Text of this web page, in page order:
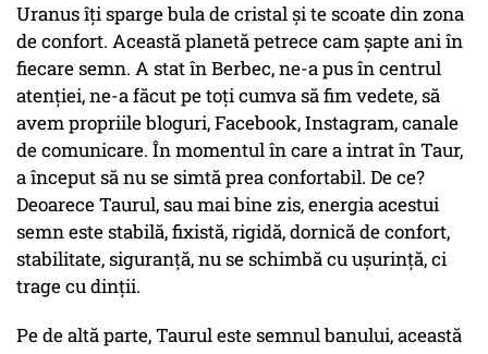
Uranus îți sparge bula de cristal și te scoate din zona
de confort. Această planetă petrece cam șapte ani în
fiecare semn. A stat în Berbec, ne-a pus în centrul
atenției, ne-a făcut pe toți cumva să fim vedete, să
avem propriile bloguri, Facebook, Instagram, canale
de comunicare. În momentul în care a intrat în Taur,
a început să nu se simtă prea confortabil. De ce?
Deoarece Taurul, sau mai bine zis, energia acestui
semn este stabilă, fixistă, rigidă, dornică de confort,
stabilitate, siguranță, nu se schimbă cu ușurință, ci
trage cu dinții.
Pe de altă parte, Taurul este semnul banului, această